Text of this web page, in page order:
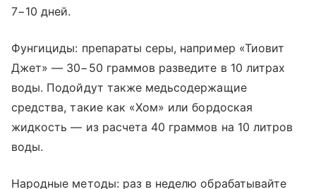
7−10 дней.
Фунгициды: препараты серы, например «Тиовит
Джет» — 30−50 граммов разведите в 10 литрах
воды. Подойдут также медьсодержащие
средства, такие как «Хом» или бордоская
жидкость — из расчета 40 граммов на 10 литров
воды.
Народные методы: раз в неделю обрабатывайте